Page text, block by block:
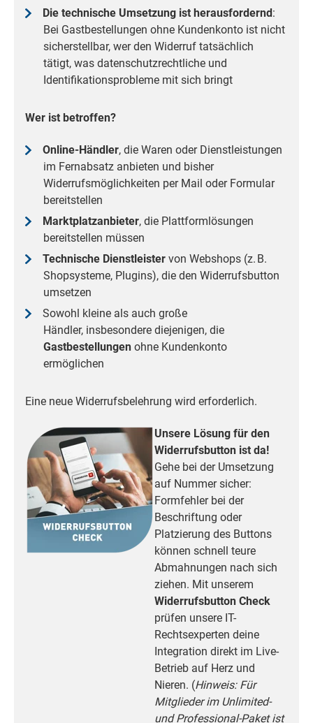
Die technische Umsetzung ist herausfordernd:
Bei Gastbestellungen ohne Kundenkonto ist nicht
sicherstellbar, wer den Widerruf tatsächlich
tätigt, was datenschutzrechtliche und
Identifikationsprobleme mit sich bringt
Wer ist betroffen?
Online-Händler, die Waren oder Dienstleistungen
im Fernabsatz anbieten und bisher
Widerrufsmöglichkeiten per Mail oder Formular
bereitstellen
Marktplatzanbieter, die Plattformlösungen
bereitstellen müssen
Technische Dienstleister von Webshops (z. B.
Shopsysteme, Plugins), die den Widerrufsbutton
umsetzen
Sowohl kleine als auch große
Händler, insbesondere diejenigen, die
Gastbestellungenohne Kundenkonto
ermöglichen
Eine neue Widerrufsbelehrung wird erforderlich.
Unsere Lösung für den
Widerrufsbutton ist da!
Gehe bei der Umsetzung
auf Nummer sicher:
Formfehler bei der
Beschriftung oder
Platzierung des Buttons
können schnell teure
Abmahnungen nach sich
ziehen. Mit unserem
Widerrufsbutton Check
prüfen unsere IT-
Rechtsexperten deine
Integration direkt im Live-
Betrieb auf Herz und
Nieren. (Hinweis: Für
Mitglieder im Unlimited-
und Professional-Paket ist